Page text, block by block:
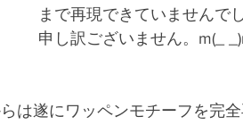
まで再現できていませんでし
申し訳ございません。m(_
は遂にワッペンモチーフを完